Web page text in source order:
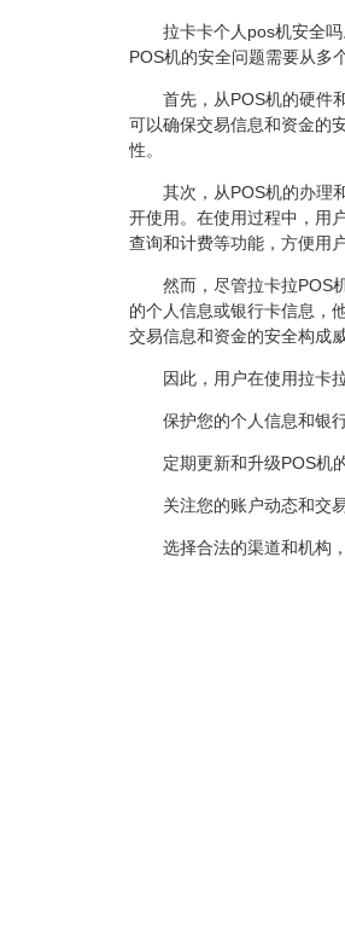
拉卡卡个人 pos机安全
POS机的安全问题需要从多
首先，从POS机的硬件和
可以确保交易信息和资金的
性。
其次，从POS机的办理和
开使用。在使用过程中，用
查询和计费等功能，方便用
然而，尽管拉卡拉POS机
的个人信息或银行卡信息，
交易信息和资金的安全构成威
因此，用户在使用拉卡
保护您的个人信息和银行
定期更新和升级POS机的
关注您的账户动态和交易
选择合法的渠道和机构，